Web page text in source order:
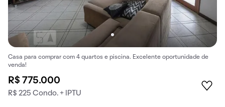
Casa para comprar com 4 quartos e piscina. Excelente oportunidade de
venda!
R$ 775.000
R$ 225 Condo. + IPTU